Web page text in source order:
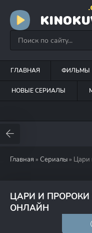
ГЛАВНАЯ ФИЛЬМЫ
НОВЫЕ СЕРИАЛЫ
Главная » Сериалы » Цари
ЦАРИ И ПРОРОКИ
ОНЛАЙН